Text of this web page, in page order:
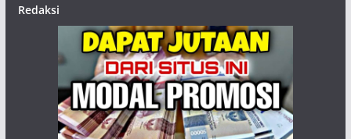
Redaksi